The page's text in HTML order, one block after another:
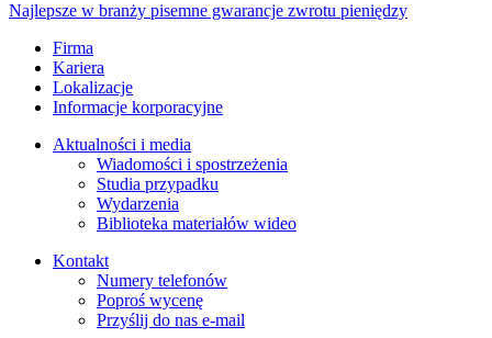
Najlepsze w branży pisemne gwarancje zwrotu pieniędzy
Firma
Kariera
Lokalizacje
Informacje korporacyjne
Aktualności i media
Wiadomości i spostrzeżenia
Studia przypadku
Wydarzenia
Biblioteka materiałów wideo
Kontakt
Numery telefonów
Poproś wycenę
Przyślij do nas e-mail